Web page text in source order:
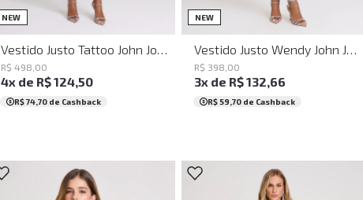
NEW PP P M
R$ 498 00
4x de R$124,50
R$ 74,70de Cashback
NEW M G
R$ 398 00
3x de R$132,66
R$ 59,70de Cashback